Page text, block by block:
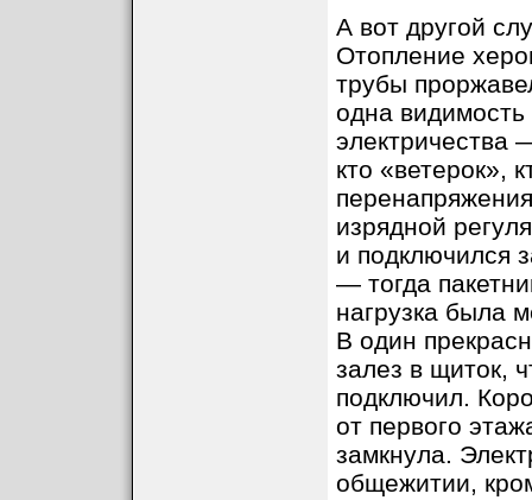
А вот другой
Отопление
трубы
одна
электричества
кто «ветерок»,
изрядной
и подключился
— тогда
нагрузка была
В один
залез в щиток,
подключил.
от первого
замкнула.
общежитии,